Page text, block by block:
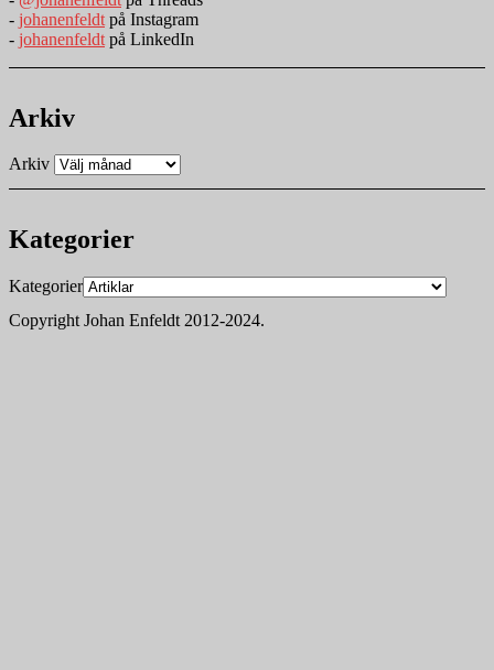
- johanenfeldt på Instagram
- johanenfeldt på LinkedIn
Arkiv
Arkiv
Kategorier
Kategorier
Copyright Johan Enfeldt 2012-2024.